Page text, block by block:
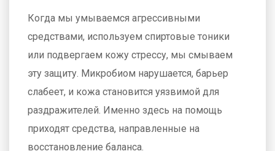
Когда мы умываемся агрессивными
средствами, используем спиртовые тоники
или подвергаем кожу стрессу, мы смываем
эту защиту. Микробиом нарушается, барьер
слабеет, и кожа становится уязвимой для
раздражителей. Именно здесь на помощь
приходят средства, направленные на
восстановление баланса.